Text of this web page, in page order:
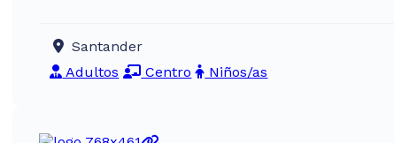
Santander
Adultos
Centro Niños/as